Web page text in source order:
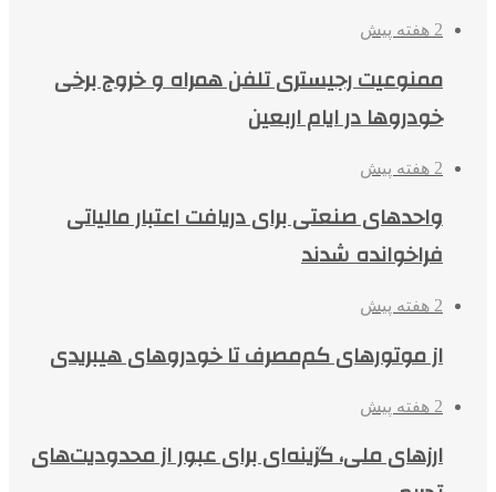
2 هفته پیش
ممنوعیت رجیستری تلفن همراه و خروج برخی
خودروها در ایام اربعین
2 هفته پیش
واحدهای صنعتی برای دریافت اعتبار مالیاتی
فراخوانده شدند
2 هفته پیش
از موتورهای کم‌مصرف تا خودروهای هیبریدی
2 هفته پیش
ارزهای ملی، گزینه‌ای برای عبور از محدودیت‌های